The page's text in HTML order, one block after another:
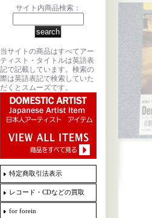
サイト内商品検索：
当サイトの商品はすべてアー
ティスト・タイトルは英語表
記で記載しています。検索の
際は英語表記で検索していた
だくとスムーズです。
特定商取引法表示
レコード・CDなどの買取
for forein